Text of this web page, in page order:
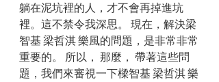
躺在泥坑裡的人，才不會再掉進坑
裡。這不禁令我深思。 現在，解決梁
智基 梁哲淇 樂風的問題，是非常非常
重要的。 所以， 那麼， 帶著這些問
題，我們來審視一下樑智基 梁哲淇 樂